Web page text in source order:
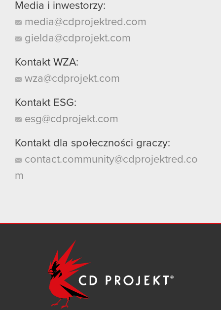
Media i inwestorzy:
media@cdprojektred.com
gielda@cdprojekt.com
Kontakt WZA:
wza@cdprojekt.com
Kontakt ESG:
esg@cdprojekt.com
Kontakt dla społeczności graczy:
contact.community@cdprojektred.co
m